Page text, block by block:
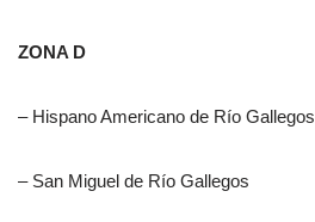
ZONA D
– Hispano Americano de Río Gallegos
– San Miguel de Río Gallegos